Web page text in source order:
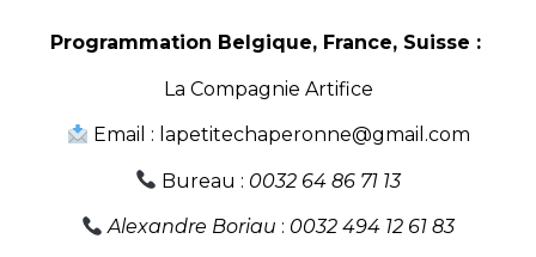
Programmation Belgique, France, Suisse :
La Compagnie Artifice
Email : lapetitechaperonne@gmail.com
Bureau : 0032 64 86 71 13
Alexandre Boriau : 0032 494 12 61 83